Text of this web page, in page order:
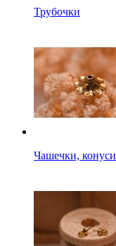
Трубочки
Чашечки, конуси